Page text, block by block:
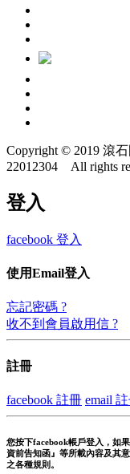
Copyright © 2019 滾
22012304 All rights
登入
facebook 登入
使用Email登入
忘記密碼 ?
收不到會員啟用信 ?
註冊
facebook 註冊 email
您按下facebook帳戶登入，如
資前告知函』等所載內容及其
之各種規則。